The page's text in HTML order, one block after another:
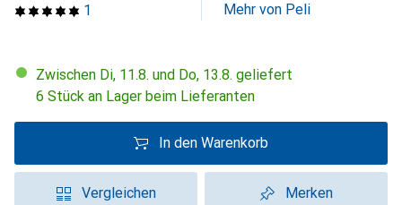
1 Mehr von Peli
Zwischen Di, 11.8. und Do, 13.8. geliefert
6 Stück an Lager beim Lieferanten
In den Warenkorb
Vergleichen Merken